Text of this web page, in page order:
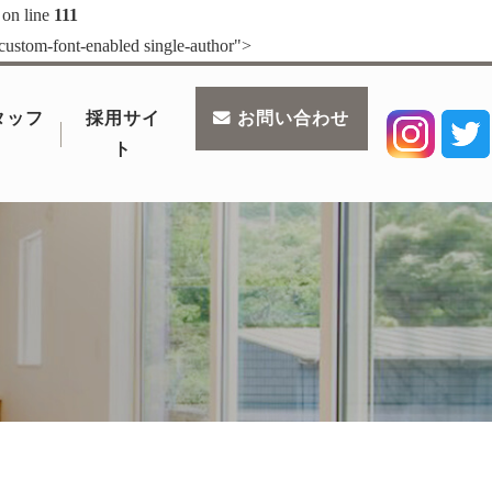
line 111
font-enabled single-author">
ッフ
採用サイ
ト
お問い合わせ